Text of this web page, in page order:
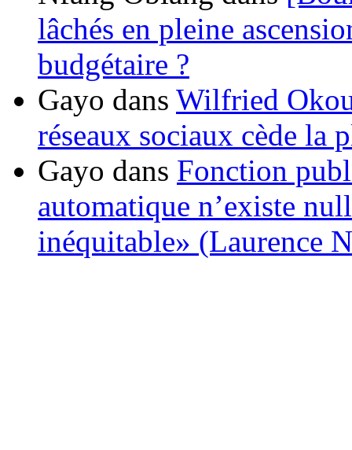
lâchés en pleine
budgétaire ?
Gayo dans Wilfried
réseaux sociaux cède la
Gayo dans Fonction
automatique n’existe
inéquitable» (Laurence